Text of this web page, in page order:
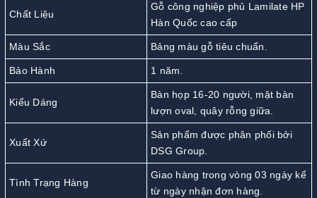
Chất Liệu
Gỗ công nghiệp phủ Lamilate HP
Hàn Quốc cao cấp
Màu Sắc Bảng màu gỗ tiêu chuẩn.
Bảo Hành 1 năm.
Kiểu Dáng
Bàn họp 16-20 người, mặt bàn
lượn oval, quây rỗng giữa.
Xuất Xứ
Sản phẩm được phân phối bởi
DSG Group.
Tình Trạng Hàng
Giao hàng trong vòng 03 ngày kể
từ ngày nhận đơn hàng.